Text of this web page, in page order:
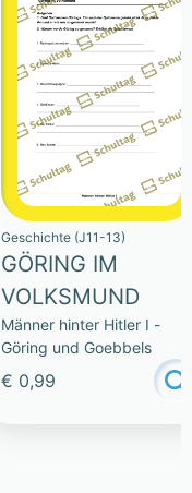
Geschichte (J11-13)
GÖRING IM
VOLKSMUND
Männer hinter Hitler I -
Göring und Goebbels
€ 0,99